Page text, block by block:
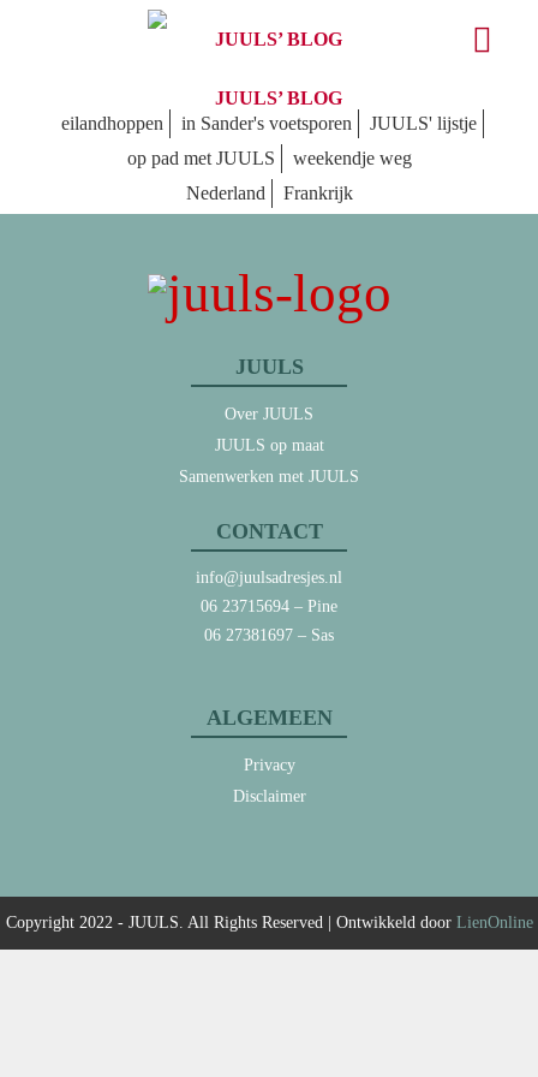
JUULS’ BLOG
JUULS’ BLOG
eilandhoppen
in Sander's voetsporen
JUULS' lijstje
op pad met JUULS
weekendje weg
Nederland
Frankrijk
JUULS
Over JUULS
JUULS op maat
Samenwerken met JUULS
CONTACT
info@juulsadresjes.nl
06 23715694 – Pine
06 27381697 – Sas
ALGEMEEN
Privacy
Disclaimer
Copyright 2022 - JUULS. All Rights Reserved | Ontwikkeld door LienOnline